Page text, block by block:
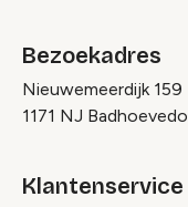
Bezoekadres
Nieuwemeerdijk 159
1171 NJ
Klantenservice